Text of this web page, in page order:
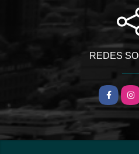
REDES